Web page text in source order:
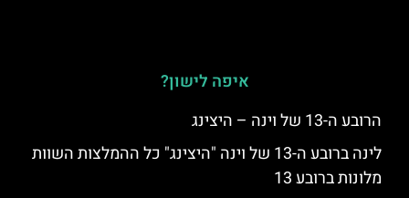
איפה לישון?
הרובע ה-13 של וינה – היצינג
לינה ברובע ה-13 של וינה "היצינג" כל ההמלצות השוות
מלונות ברובע 13